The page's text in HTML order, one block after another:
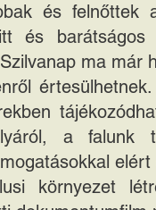
és felnőttek
és barátságos
ma már
a falunk
környezet